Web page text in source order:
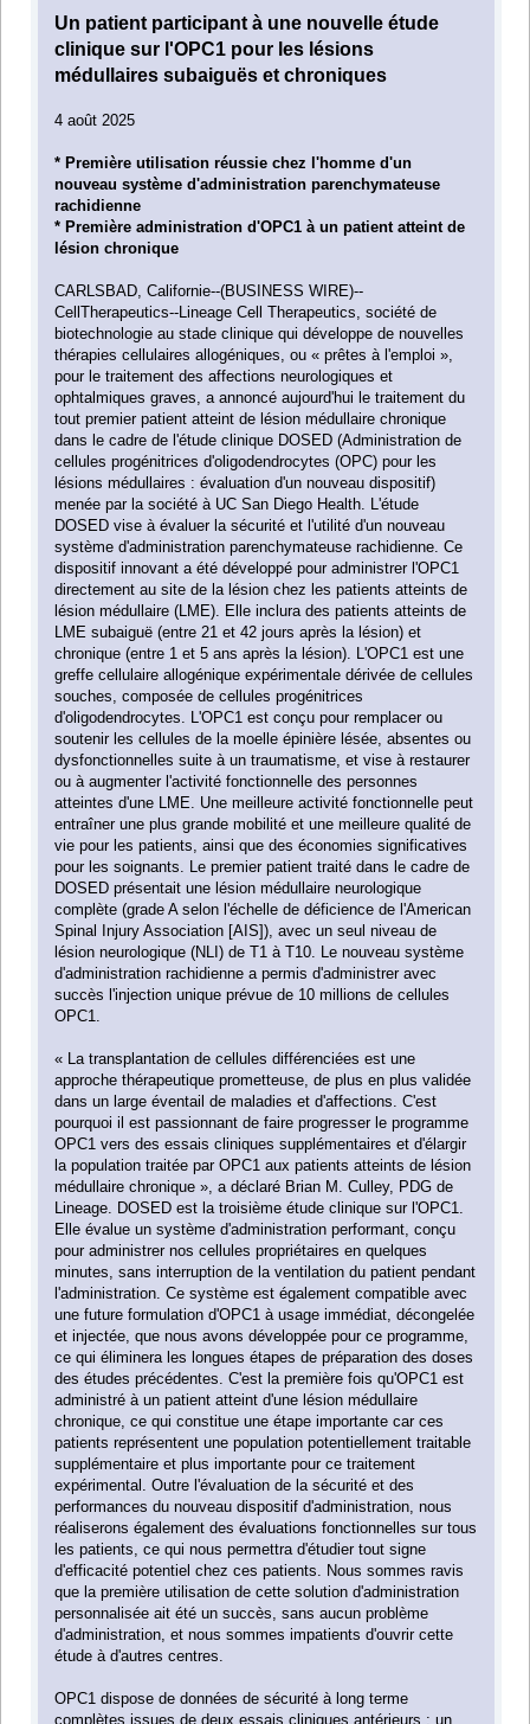
Un patient participant à une nouvelle étude
clinique sur l'OPC1 pour les lésions
médullaires subaiguës et chroniques
4 août 2025
* Première utilisation réussie chez l'homme d'un
nouveau système d'administration parenchymateuse
rachidienne
* Première administration d'OPC1 à un patient atteint de
lésion chronique
CARLSBAD, Californie--(BUSINESS WIRE)--
CellTherapeutics--Lineage Cell Therapeutics, société de
biotechnologie au stade clinique qui développe de nouvelles
thérapies cellulaires allogéniques, ou « prêtes à l'emploi »,
pour le traitement des affections neurologiques et
ophtalmiques graves, a annoncé aujourd'hui le traitement du
tout premier patient atteint de lésion médullaire chronique
dans le cadre de l'étude clinique DOSED (Administration de
cellules progénitrices d'oligodendrocytes (OPC) pour les
lésions médullaires : évaluation d'un nouveau dispositif)
menée par la société à UC San Diego Health. L'étude
DOSED vise à évaluer la sécurité et l'utilité d'un nouveau
système d'administration parenchymateuse rachidienne. Ce
dispositif innovant a été développé pour administrer l'OPC1
directement au site de la lésion chez les patients atteints de
lésion médullaire (LME). Elle inclura des patients atteints de
LME subaiguë (entre 21 et 42 jours après la lésion) et
chronique (entre 1 et 5 ans après la lésion). L'OPC1 est une
greffe cellulaire allogénique expérimentale dérivée de cellules
souches, composée de cellules progénitrices
d'oligodendrocytes. L'OPC1 est conçu pour remplacer ou
soutenir les cellules de la moelle épinière lésée, absentes ou
dysfonctionnelles suite à un traumatisme, et vise à restaurer
ou à augmenter l'activité fonctionnelle des personnes
atteintes d'une LME. Une meilleure activité fonctionnelle peut
entraîner une plus grande mobilité et une meilleure qualité de
vie pour les patients, ainsi que des économies significatives
pour les soignants. Le premier patient traité dans le cadre de
DOSED présentait une lésion médullaire neurologique
complète (grade A selon l'échelle de déficience de l'American
Spinal Injury Association [AIS]), avec un seul niveau de
lésion neurologique (NLI) de T1 à T10. Le nouveau système
d'administration rachidienne a permis d'administrer avec
succès l'injection unique prévue de 10 millions de cellules
OPC1.
« La transplantation de cellules différenciées est une
approche thérapeutique prometteuse, de plus en plus validée
dans un large éventail de maladies et d'affections. C'est
pourquoi il est passionnant de faire progresser le programme
OPC1 vers des essais cliniques supplémentaires et d'élargir
la population traitée par OPC1 aux patients atteints de lésion
médullaire chronique », a déclaré Brian M. Culley, PDG de
Lineage. DOSED est la troisième étude clinique sur l'OPC1.
Elle évalue un système d'administration performant, conçu
pour administrer nos cellules propriétaires en quelques
minutes, sans interruption de la ventilation du patient pendant
l'administration. Ce système est également compatible avec
une future formulation d'OPC1 à usage immédiat, décongelée
et injectée, que nous avons développée pour ce programme,
ce qui éliminera les longues étapes de préparation des doses
des études précédentes. C'est la première fois qu'OPC1 est
administré à un patient atteint d'une lésion médullaire
chronique, ce qui constitue une étape importante car ces
patients représentent une population potentiellement traitable
supplémentaire et plus importante pour ce traitement
expérimental. Outre l'évaluation de la sécurité et des
performances du nouveau dispositif d'administration, nous
réaliserons également des évaluations fonctionnelles sur tous
les patients, ce qui nous permettra d'étudier tout signe
d'efficacité potentiel chez ces patients. Nous sommes ravis
que la première utilisation de cette solution d'administration
personnalisée ait été un succès, sans aucun problème
d'administration, et nous sommes impatients d'ouvrir cette
étude à d'autres centres.
OPC1 dispose de données de sécurité à long terme
complètes issues de deux essais cliniques antérieurs : un